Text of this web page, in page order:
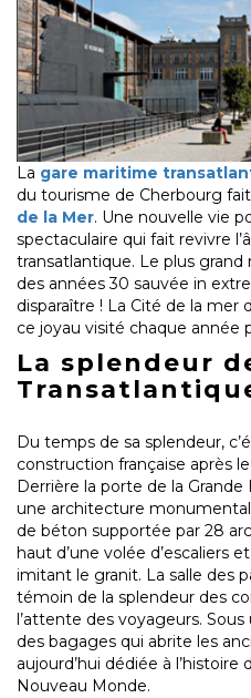
La gare maritime
du tourisme de Cherbourg
de la Mer. Une nouvelle vie
spectaculaire qui fait revivre
transatlantique. Le plus
des années 30 sauvée in
disparaître ! La Cité de la mer
ce joyau visité chaque année
La splendeur
Du temps de sa splendeur,
construction française après
Derrière la porte de la
une architecture
de béton supportée par 28
haut d’une volée d’escaliers
imitant le granit. La salle des
témoin de la splendeur des
l’attente des voyageurs.
des bagages qui abrite les
aujourd’hui dédiée à l’histoire
Nouveau Monde.